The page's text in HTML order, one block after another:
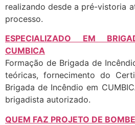
realizando desde a pré-vistoria
processo.
ESPECIALIZADO EM
CUMBICA
Formação de Brigada de
teóricas, fornecimento do
Brigada de Incêndio em
brigadista autorizado.
QUEM FAZ PROJETO DE